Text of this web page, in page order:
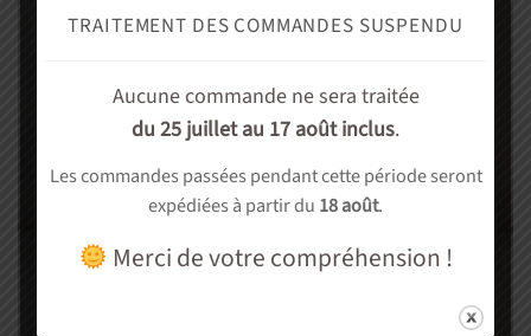
TRAITEMENT DES COMMANDES SUSPENDU
Aucune commande ne sera traitée
du 25 juillet au 17 août inclus.
Les commandes passées pendant cette période seront
expédiées à partir du 18 août.
Merci de votre compréhension !